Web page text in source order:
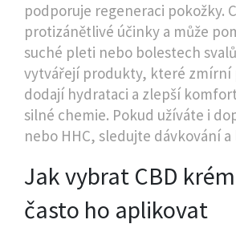
podporuje regeneraci pokožky.
protizánětlivé účinky a může
suché pleti nebo bolestech
vytvářejí produkty, které zmírní
dodají hydrataci a zlepší
silné chemie. Pokud užíváte i
nebo HHC, sledujte dávkování a
Jak vybrat CBD
často ho aplikovat